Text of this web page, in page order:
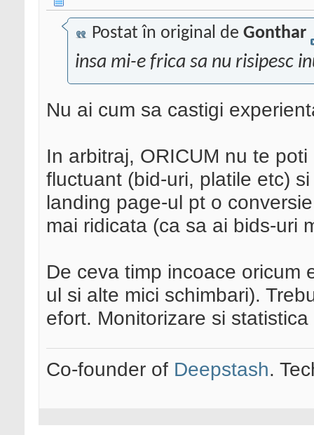
Postat în original de Gonthar
insa mi-e frica sa nu risipesc
Nu ai cum sa castigi
In arbitraj, ORICUM nu te
fluctuant (bid-uri, platile etc)
landing page-ul pt o
mai ridicata (ca sa ai bids-uri
De ceva timp incoace oricum
ul si alte mici schimbari).
efort. Monitorizare si
Co-founder of Deepstash.